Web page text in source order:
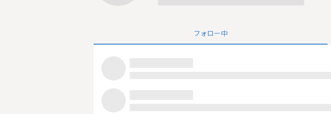
フォロー中